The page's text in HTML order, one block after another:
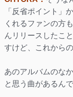
「反省ポイント」
くれるファンの方
んリリースしたこ
すけど、これから
あのアルバムのな
と思う曲があるんで